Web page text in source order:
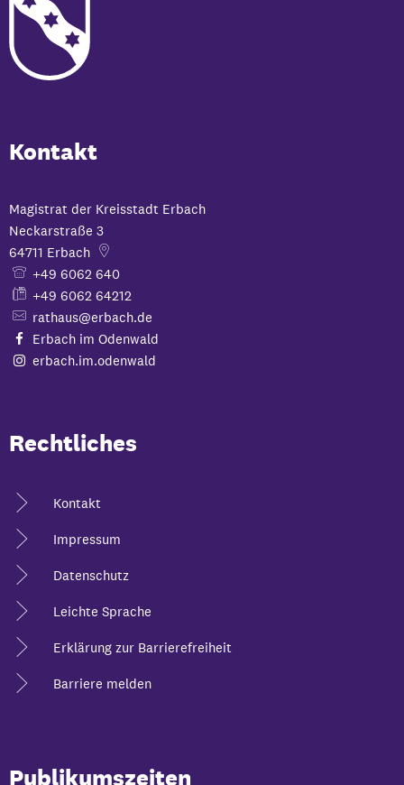
Kontakt
Magistrat der Kreisstadt Erbach
Neckarstraße 3
64711 Erbach
+49 6062 640
+49 6062 64212
rathaus@erbach.de
Erbach im Odenwald
erbach.im.odenwald
Rechtliches
Kontakt
Impressum
Datenschutz
Leichte Sprache
Erklärung zur Barrierefreiheit
Barriere melden
Publikumszeiten